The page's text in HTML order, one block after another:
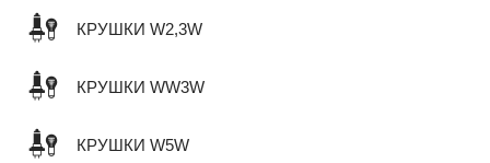
КРУШКИ W2,3W
КРУШКИ WW3W
КРУШКИ W5W